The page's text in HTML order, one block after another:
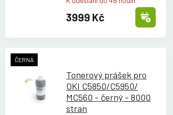
3999 Kč
ČERNÁ
Tonerový prášek pro
OKI C5850/C5950/
MC560 - černý - 8000
stran